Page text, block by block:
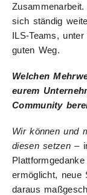
sich ständig
ILS-Teams,
guten Weg.
Welchen
eurem
Community
Wir können und
diesen setzen–
ermöglicht, neue
daraus